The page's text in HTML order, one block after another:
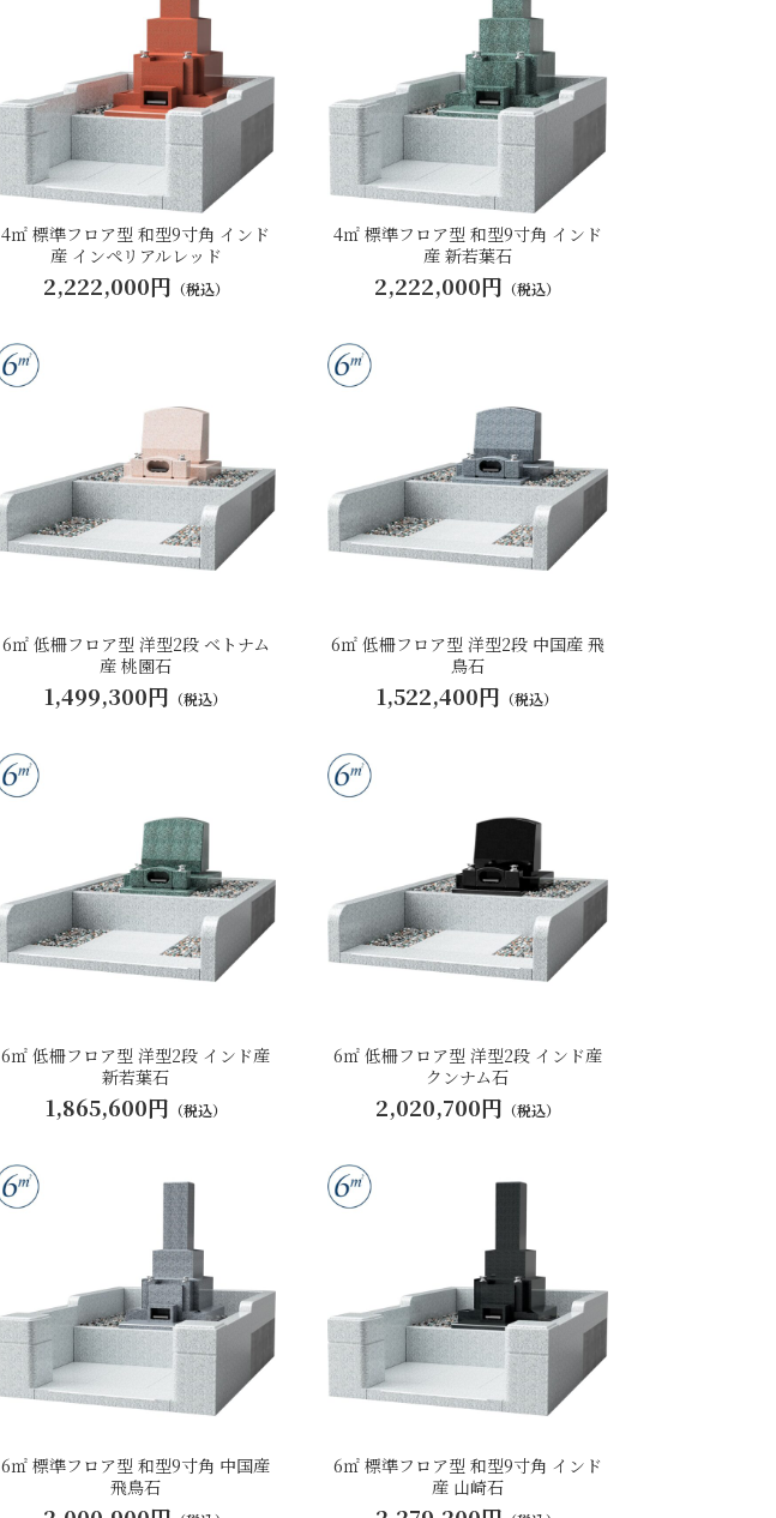
4㎡ 標準フロア型 和型9寸角 インド
産 インペリアルレッド
2,222,000円 （税込）
4㎡ 標準フロア型 和型9寸角 インド
産 新若葉石
2,222,000円 （税込）
6㎡ 低柵フロア型 洋型2段 ベトナム
産 桃園石
1,499,300円 （税込）
6㎡ 低柵フロア型 洋型2段 中国産 飛
鳥石
1,522,400円 （税込）
6㎡ 低柵フロア型 洋型2段 インド産
新若葉石
1,865,600円 （税込）
6㎡ 低柵フロア型 洋型2段 インド産
クンナム石
2,020,700円 （税込）
6㎡ 標準フロア型 和型9寸角 中国産
飛鳥石
6㎡ 標準フロア型 和型9寸角 インド
産 山崎石